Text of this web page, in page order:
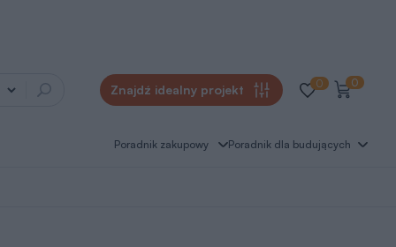
Znajdź idealny projekt 0 0
Poradnik zakupowy Poradnik dla budujących